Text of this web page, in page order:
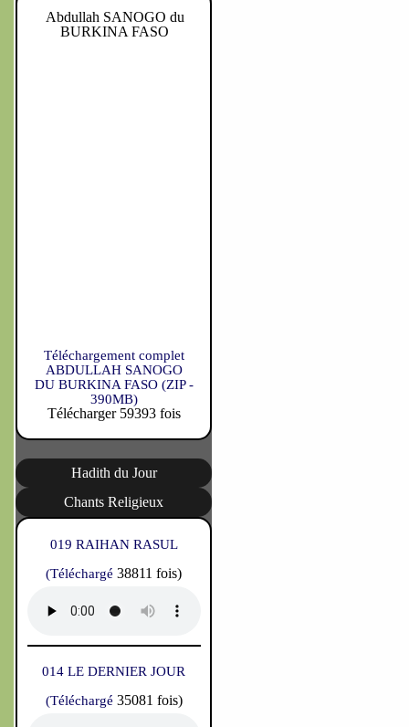
Abdullah SANOGO du
BURKINA FASO
Téléchargement complet
ABDULLAH SANOGO
DU BURKINA FASO (ZIP -
390MB)
Télécharger 59393 fois
Hadith du Jour
Chants Religieux
019 RAIHAN RASUL
(Téléchargé 38811 fois)
014 LE DERNIER JOUR
(Téléchargé 35081 fois)